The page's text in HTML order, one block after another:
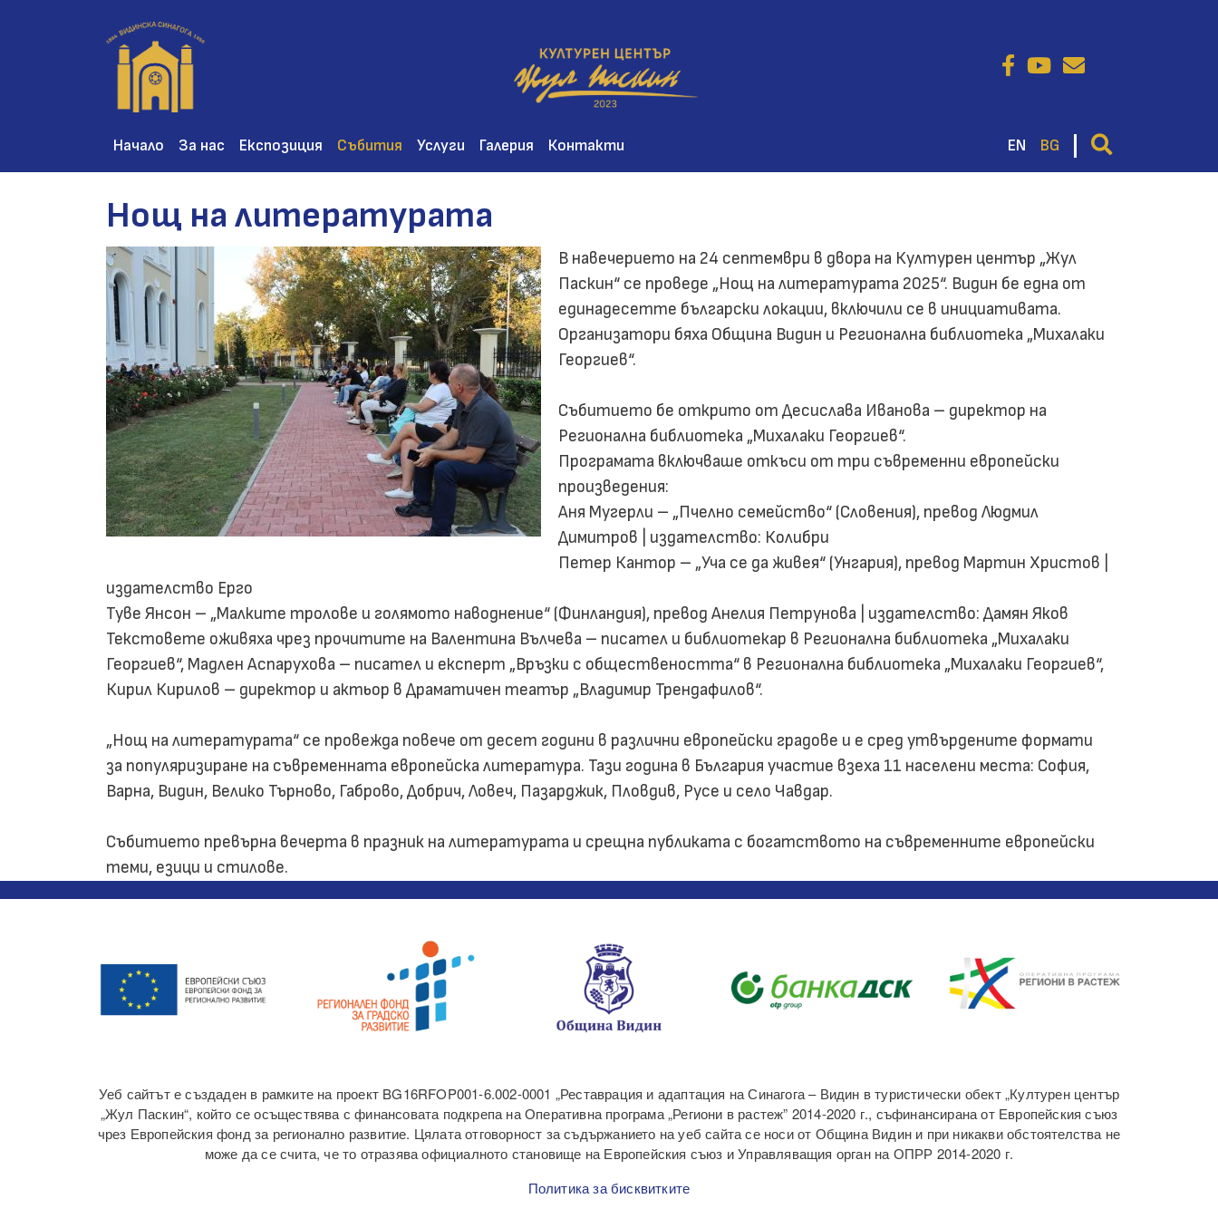
основното
съдържание
Main navigation
Начало За нас Експозиция Събития Услуги Галерия Контакти EN BG
Нощ на литературата
В навечерието на 24 септември в двора на Културен център „Жул
Паскин“ се проведе „Нощ на литературата 2025“. Видин бе една от
единадесетте български локации, включили се в инициативата.
Организатори бяха Община Видин и Регионална библиотека „Михалаки
Георгиев“.
Събитието бе открито от Десислава Иванова – директор на
Регионална библиотека „Михалаки Георгиев“.
Програмата включваше откъси от три съвременни европейски
произведения:
Аня Мугерли – „Пчелно семейство“ (Словения), превод Людмил
Димитров | издателство: Колибри
Петер Кантор – „Уча се да живея“ (Унгария), превод Мартин Христов |
издателство Ерго
Туве Янсон – „Малките тролове и голямото наводнение“ (Финландия), превод Анелия Петрунова | издателство: Дамян Яков
Текстовете оживяха чрез прочитите на Валентина Вълчева – писател и библиотекар в Регионална библиотека „Михалаки
Георгиев“, Мадлен Аспарухова – писател и експерт „Връзки с обществеността“ в Регионална библиотека „Михалаки Георгиев“,
Кирил Кирилов – директор и актьор в Драматичен театър „Владимир Трендафилов“.
„Нощ на литературата“ се провежда повече от десет години в различни европейски градове и е сред утвърдените формати
за популяризиране на съвременната европейска литература. Тази година в България участие взеха 11 населени места: София,
Варна, Видин, Велико Търново, Габрово, Добрич, Ловеч, Пазарджик, Пловдив, Русе и село Чавдар.
Събитието превърна вечерта в празник на литературата и срещна публиката с богатството на съвременните европейски
теми, езици и стилове.
Уеб сайтът е създаден в рамките на проект BG16RFOP001-6.002-0001 „Реставрация и адаптация на Синагога – Видин в туристически обект „Културен център
„Жул Паскин“, който се осъществява с финансовата подкрепа на Оперативна програма „Региони в растеж” 2014-2020 г., съфинансирана от Европейския съюз
чрез Европейския фонд за регионално развитие. Цялата отговорност за съдържанието на уеб сайта се носи от Община Видин и при никакви обстоятелства не
може да се счита, че то отразява официалното становище на Европейския съюз и Управляващия орган на ОПРР 2014-2020 г.
Политика за бисквитките